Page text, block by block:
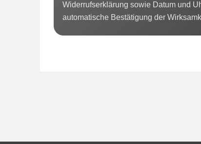
Widerrufserklärung sowie Datum und
automatische Bestätigung der